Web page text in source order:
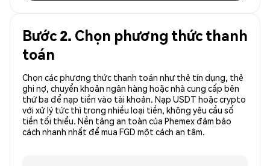
Bước 2. Chọn phương thức thanh
toán
Chọn các phương thức thanh toán như thẻ tín dụng, thẻ
ghi nợ, chuyển khoản ngân hàng hoặc nhà cung cấp bên
thứ ba để nạp tiền vào tài khoản. Nạp USDT hoặc crypto
với xử lý tức thì trong nhiều loại tiền, không yêu cầu số
tiền tối thiểu. Nền tảng an toàn của Phemex đảm bảo
cách nhanh nhất để mua FGD một cách an tâm.